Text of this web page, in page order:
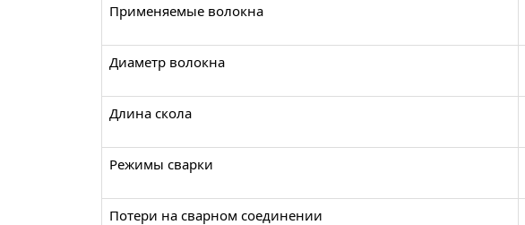
Применяемые волокна
Диаметр волокна
Длина скола
Режимы сварки
Потери на сварном соединении